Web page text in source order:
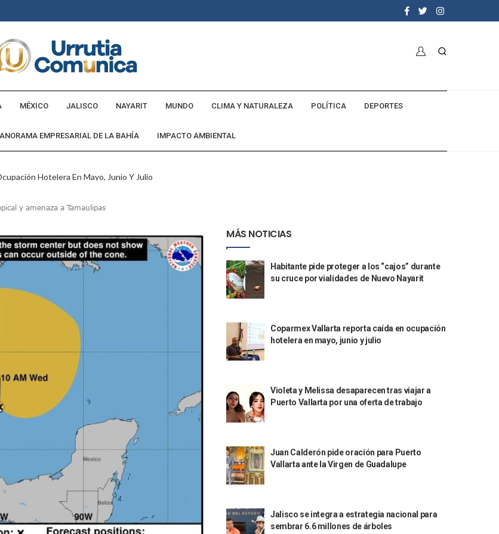
MÉXICO JALISCO NAYARIT MUNDO CLIMA Y NATURALEZA POLÍTICA DEPORTES
EMPRESARIAL DE LA BAHÍA IMPACTO AMBIENTAL
Hotelera En Mayo, Junio Y Julio
Vallarta Ante La Virgen De Guadalupe
Un Menor De 13 Años En Puerto Vallarta
Principales Causas De Enfermedad En Jalisco
En Mascota Con Nuevo Auditorio
Municipales En Puerto Vallarta
Al CJNG Con Nuevos Cargos Y Objetivos Prioritarios
Desaparecido En Puerto Vallarta
De Las Descargas Residuales Al Mar
Por Incendios Históricos
Vallarta; Será Financiado Por Privados
Vallarta, ¿para Quiénes Aplica Y Cómo Tramitarlas?
De Una Pipa En Tlaquepaque (VIDEO)
Transformación A Puerto Vallarta Y Tomatlán
Estero El Salado Por Su 26 Aniversario
Awards 2026 En Ciudad De México
Puerto Vallarta Para Emprendedores Y Ciudadanía
Planilla Del PAN Vallarta Para El 2027
Del Centro De Puerto Vallarta
Del Personal De Servicios Eficientes
y amenaza a Tamaulipas
MÁS NOTICIAS
Habitante pide proteger a los “cajos” durante
su cruce por vialidades de Nuevo Nayarit
Coparmex Vallarta reporta caída en ocupación
hotelera en mayo, junio y julio
Violeta y Melissa desaparecen tras viajar a
Puerto Vallarta por una oferta de trabajo
Juan Calderón pide oración para Puerto
Vallarta ante la Virgen de Guadalupe
Jalisco se integra a estrategia nacional para
sembrar 6.6 millones de árboles